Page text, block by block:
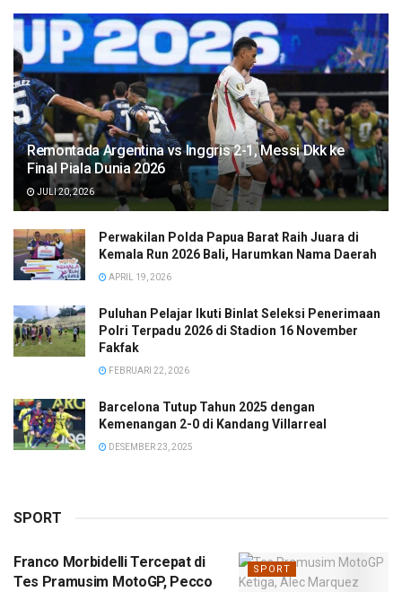
Remontada Argentina vs Inggris 2-1, Messi Dkk ke
Final Piala Dunia 2026
JULI 20, 2026
Perwakilan Polda Papua Barat Raih Juara di
Kemala Run 2026 Bali, Harumkan Nama Daerah
APRIL 19, 2026
Puluhan Pelajar Ikuti Binlat Seleksi Penerimaan
Polri Terpadu 2026 di Stadion 16 November
Fakfak
FEBRUARI 22, 2026
Barcelona Tutup Tahun 2025 dengan
Kemenangan 2-0 di Kandang Villarreal
DESEMBER 23, 2025
SPORT
SPORT
Franco Morbidelli Tercepat di
Tes Pramusim MotoGP, Pecco